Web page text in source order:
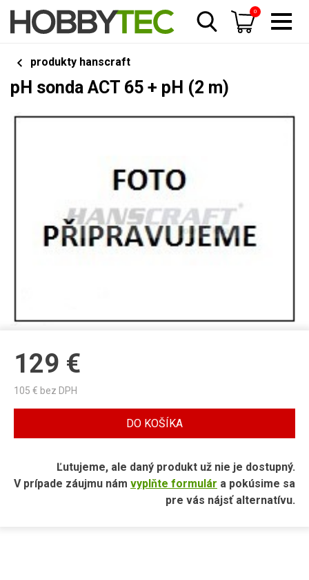
0
produkty hanscraft
pH sonda ACT 65 + pH (2 m)
129 €
105 € bez DPH
DO KOŠÍKA
Ľutujeme, ale daný produkt už nie je dostupný.
V prípade záujmu nám vyplňte formulár a pokúsime sa
pre vás nájsť alternatívu.